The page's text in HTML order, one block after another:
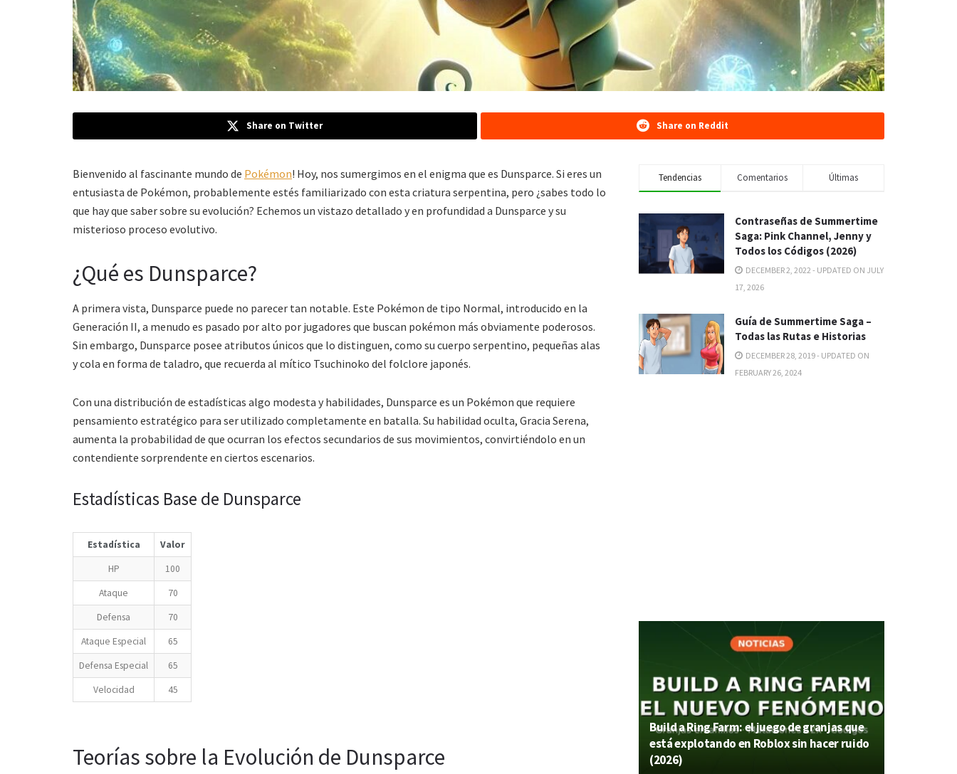
Share on Twitter Share on Reddit
Bienvenido al fascinante mundo de Pokémon! Hoy, nos sumergimos en el enigma que es Dunsparce. Si eres un
entusiasta de Pokémon, probablemente estés familiarizado con esta criatura serpentina, pero ¿sabes todo lo
que hay que saber sobre su evolución? Echemos un vistazo detallado y en profundidad a Dunsparce y su
misterioso proceso evolutivo.
¿Qué es Dunsparce?
A primera vista, Dunsparce puede no parecer tan notable. Este Pokémon de tipo Normal, introducido en la
Generación II, a menudo es pasado por alto por jugadores que buscan pokémon más obviamente poderosos.
Sin embargo, Dunsparce posee atributos únicos que lo distinguen, como su cuerpo serpentino, pequeñas alas
y cola en forma de taladro, que recuerda al mítico Tsuchinoko del folclore japonés.
Con una distribución de estadísticas algo modesta y habilidades, Dunsparce es un Pokémon que requiere
pensamiento estratégico para ser utilizado completamente en batalla. Su habilidad oculta, Gracia Serena,
aumenta la probabilidad de que ocurran los efectos secundarios de sus movimientos, convirtiéndolo en un
contendiente sorprendente en ciertos escenarios.
Estadísticas Base de Dunsparce
Estadística
Valor
HP
100
Ataque
70
Defensa
70
Ataque Especial
65
Defensa Especial
65
Velocidad
45
Teorías sobre la Evolución de Dunsparce
Tendencias Comentarios Últimas
Contraseñas de Summertime
Saga: Pink Channel, Jenny y
Todos los Códigos (2026)
DECEMBER 2, 2022 - UPDATED ON JULY
17, 2026
Guía de Summertime Saga –
Todas las Rutas e Historias
DECEMBER 28, 2019 - UPDATED ON
FEBRUARY 26, 2024
Build a Ring Farm: el juego de granjas que
está explotando en Roblox sin hacer ruido
(2026)